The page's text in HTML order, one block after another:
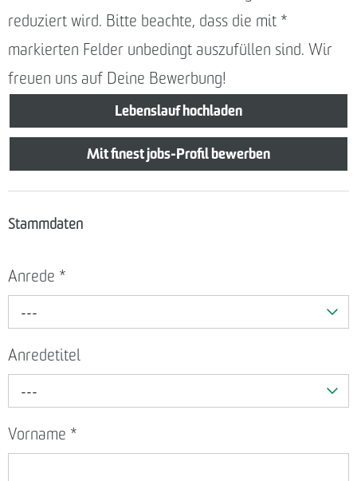
reduziert wird. Bitte beachte, dass die mit *
markierten Felder unbedingt auszufüllen sind. Wir
freuen uns auf Deine Bewerbung!
Lebenslauf hochladen
Mit finest jobs-Profil bewerben
Stammdaten
Anrede *
---
Anredetitel
---
Vorname *